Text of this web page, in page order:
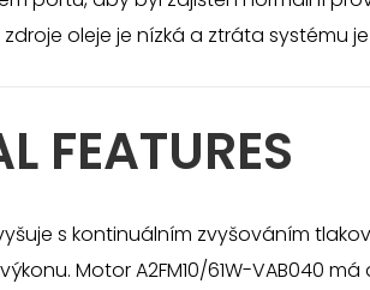
oleje je nízká a ztráta systému
FEATURES
s kontinuálním zvyšováním
Motor A2FM10/61W-VAB040